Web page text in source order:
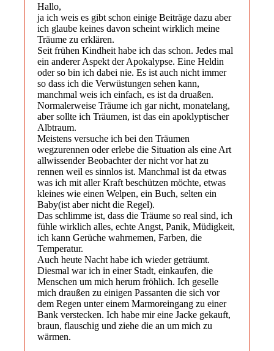
Hallo,
ja ich weis es gibt schon einige Beiträge dazu aber
ich glaube keines davon scheint wirklich meine
Träume zu erklären.
Seit frühen Kindheit habe ich das schon. Jedes mal
ein anderer Aspekt der Apokalypse. Eine Heldin
oder so bin ich dabei nie. Es ist auch nicht immer
so dass ich die Verwüstungen sehen kann,
manchmal weis ich einfach, es ist da druaßen.
Normalerweise Träume ich gar nicht, monatelang,
aber sollte ich Träumen, ist das ein apoklyptischer
Albtraum.
Meistens versuche ich bei den Träumen
wegzurennen oder erlebe die Situation als eine Art
allwissender Beobachter der nicht vor hat zu
rennen weil es sinnlos ist. Manchmal ist da etwas
was ich mit aller Kraft beschützen möchte, etwas
kleines wie einen Welpen, ein Buch, selten ein
Baby(ist aber nicht die Regel).
Das schlimme ist, dass die Träume so real sind, ich
fühle wirklich alles, echte Angst, Panik, Müdigkeit,
ich kann Gerüche wahrnemen, Farben, die
Temperatur.
Auch heute Nacht habe ich wieder geträumt.
Diesmal war ich in einer Stadt, einkaufen, die
Menschen um mich herum fröhlich. Ich geselle
mich draußen zu einigen Passanten die sich vor
dem Regen unter einem Marmoreingang zu einer
Bank verstecken. Ich habe mir eine Jacke gekauft,
braun, flauschig und ziehe die an um mich zu
wärmen.